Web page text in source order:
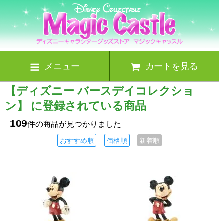
メニュー カートを見る
【ディズニー バースデイコレクショ
ン】 に登録されている商品
109件の商品が見つかりました
おすすめ順 価格順 新着順